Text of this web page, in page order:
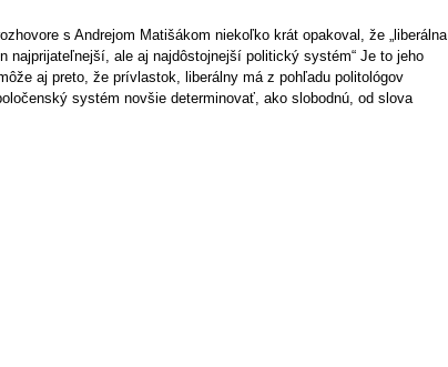
s Andrejom Matišákom niekoľko krát opakoval, že „liberálna
najprijateľnejší, ale aj najdôstojnejší politický systém“ Je to jeho
aj preto, že prívlastok, liberálny má z pohľadu politológov
systém novšie determinovať, ako slobodnú, od slova